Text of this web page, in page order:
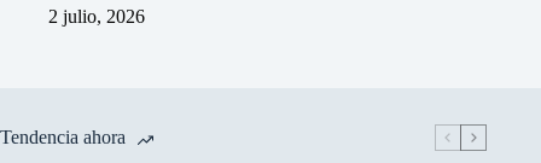
2 julio, 2026
Tendencia ahora